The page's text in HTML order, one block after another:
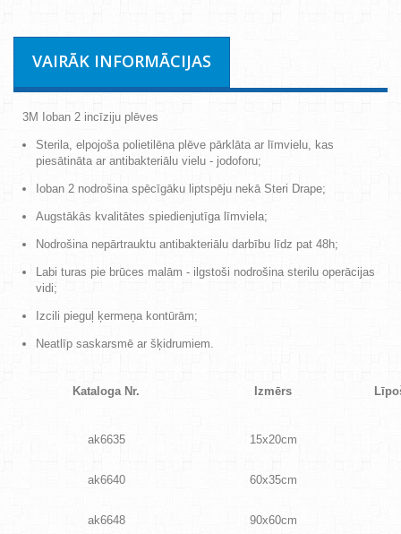
VAIRĀK INFORMĀCIJAS
3M Ioban 2 incīziju plēves
Sterila, elpojoša polietilēna plēve pārklāta ar līmvielu, kas
piesātināta ar antibakteriālu vielu - jodoforu;
Ioban 2 nodrošina spēcīgāku liptspēju nekā Steri Drape;
Augstākās kvalitātes spiedienjutīga līmviela;
Nodrošina nepārtrauktu antibakteriālu darbību līdz pat 48h;
Labi turas pie brūces malām - ilgstoši nodrošina sterilu operācijas
vidi;
Izcili pieguļ ķermeņa kontūrām;
Neatlīp saskarsmē ar šķidrumiem.
Kataloga Nr. Izmērs
ak6635 15x20cm
ak6640 60x35cm
ak6648 90x60cm